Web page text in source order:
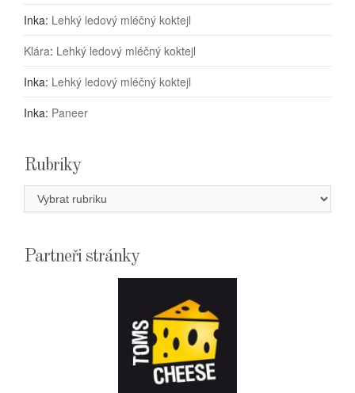
Inka: Lehký ledový mléčný koktejl
Klára: Lehký ledový mléčný koktejl
Inka: Lehký ledový mléčný koktejl
Inka: Paneer
Rubriky
Rubriky
Partneři stránky